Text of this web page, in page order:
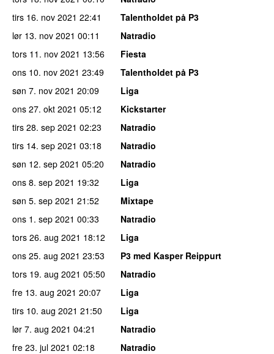
tirs 16. nov 2021 22:41
Talentholdet på P3
lør 13. nov 2021 00:11
Natradio
tors 11. nov 2021 13:56
Fiesta
ons 10. nov 2021 23:49
Talentholdet på P3
søn 7. nov 2021 20:09
Liga
ons 27. okt 2021 05:12
Kickstarter
tirs 28. sep 2021 02:23
Natradio
tirs 14. sep 2021 03:18
Natradio
søn 12. sep 2021 05:20
Natradio
ons 8. sep 2021 19:32
Liga
søn 5. sep 2021 21:52
Mixtape
ons 1. sep 2021 00:33
Natradio
tors 26. aug 2021 18:12
Liga
ons 25. aug 2021 23:53
P3 med Kasper Reippurt
tors 19. aug 2021 05:50
Natradio
fre 13. aug 2021 20:07
Liga
tirs 10. aug 2021 21:50
Liga
lør 7. aug 2021 04:21
Natradio
fre 23. jul 2021 02:18
Natradio